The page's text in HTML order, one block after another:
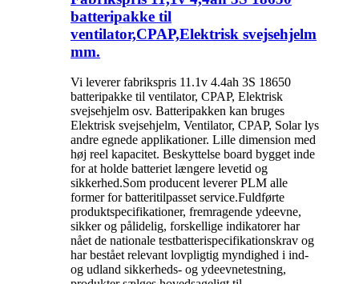
batteripakke til
ventilator,CPAP,Elektrisk svejsehjelm
mm.
Vi leverer fabrikspris 11.1v 4.4ah 3S 18650
batteripakke til ventilator, CPAP, Elektrisk
svejsehjelm osv. Batteripakken kan bruges
Elektrisk svejsehjelm, Ventilator, CPAP, Solar lys
andre egnede applikationer. Lille dimension med
høj reel kapacitet. Beskyttelse board bygget inde
for at holde batteriet længere levetid og
sikkerhed.Som producent leverer PLM alle
former for batteritilpasset service.Fuldførte
produktspecifikationer, fremragende ydeevne,
sikker og pålidelig, forskellige indikatorer har
nået de nationale testbatterispecifikationskrav og
har bestået relevant lovpligtig myndighed i ind-
og udland sikkerheds- og ydeevnetestning,